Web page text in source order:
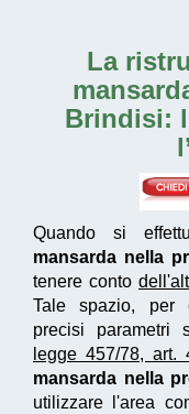
La
Brindisi:
Quando si
mansarda nella
tenere conto
Tale spazio, per
precisi parametri
legge 457/78, art.
mansarda nella
utilizzare l'area